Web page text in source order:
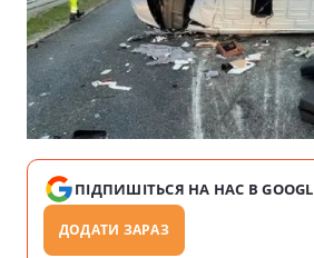
ПІДПИШІТЬСЯ НА НАС В
ДОДАТИ ЗАРАЗ